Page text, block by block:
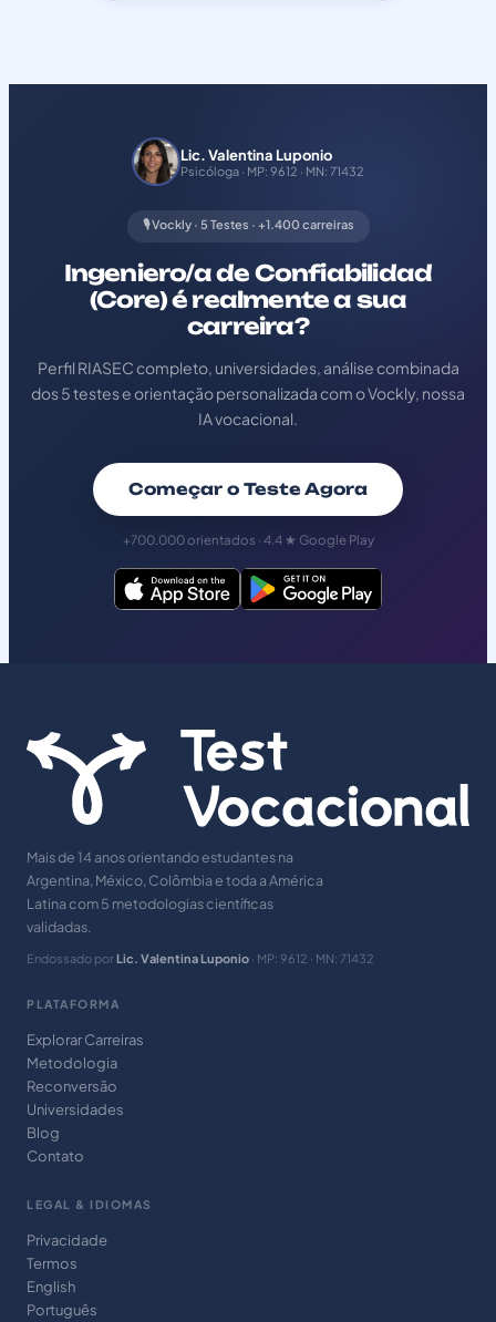
Lic. Valentina Luponio
Psicóloga · MP: 9612 · MN: 71432
🎙️ Vockly · 5 Testes · +1.400 carreiras
Ingeniero/a de Confiabilidad
(Core) é realmente a sua
carreira?
Perfil RIASEC completo, universidades, análise combinada
dos 5 testes e orientação personalizada com o Vockly, nossa
IA vocacional.
Começar o Teste Agora
+700.000 orientados · 4.4 ★ Google Play
Mais de 14 anos orientando estudantes na
Argentina, México, Colômbia e toda a América
Latina com 5 metodologias científicas
validadas.
Endossado por Lic. Valentina Luponio · MP: 9612 · MN: 71432
PLATAFORMA
Explorar Carreiras
Metodologia
Reconversão
Universidades
Blog
Contato
LEGAL & IDIOMAS
Privacidade
Termos
English
Português